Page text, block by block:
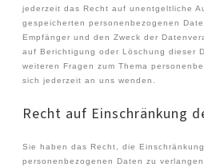
jederzeit das Recht auf unentgeltliche
gespeicherten personenbezogenen
Empfänger und den Zweck der
auf Berichtigung oder Löschung dieser
weiteren Fragen zum Thema
sich jederzeit an uns wenden.
Recht auf Einschränkung
Sie haben das Recht, die
personenbezogenen Daten zu